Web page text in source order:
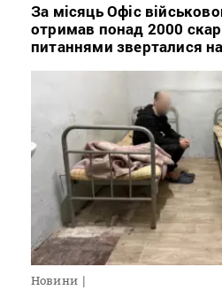
За місяць Офіс
отримав понад 2000
питаннями зверталися
Новини